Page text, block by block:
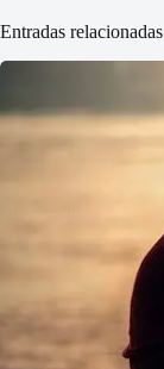
Entradas relacionadas